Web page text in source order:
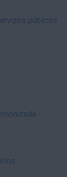
públicos